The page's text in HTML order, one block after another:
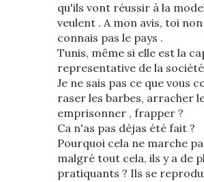
qu'ils vont réussir à la
veulent . A mon avis, toi
connais pas le pays .
Tunis, même si elle est la
representative de la
Je ne sais pas ce que vous
raser les barbes, arracher
emprisonner , frapper ?
Ca n'as pas déjas été fait ?
Pourquoi cela ne marche
malgré tout cela, ils y a de
pratiquants ? Ils se